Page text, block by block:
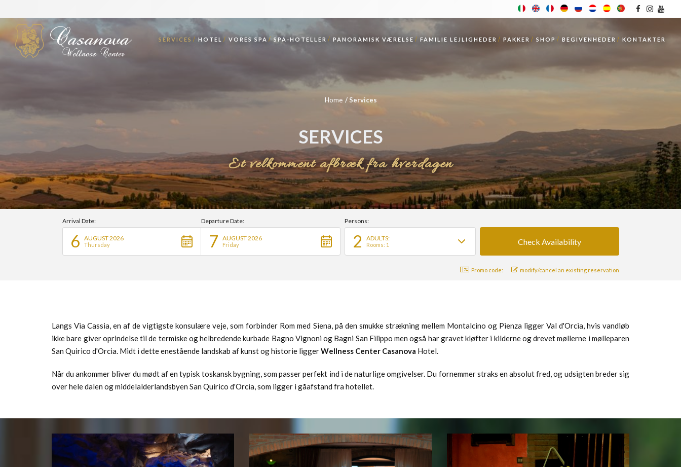
SERVICES HOTEL VORES SPA SPA-HOTELLER PANORAMISK VÆRELSE FAMILIE LEJLIGHEDER PAKKER SHOP BEGIVENHEDER KONTAKTER
Home Services
SERVICES
Et velkomment afbræk fra hverdagen
Arrival Date:
6 AUGUST 2026
Thursday
Departure Date:
7 AUGUST 2026
Friday
Persons:
2 ADULTS:
Rooms: 1
Promo code: modify/cancel an existing reservation
Langs Via Cassia, en af de vigtigste konsulære veje, som forbinder Rom med Siena, på den smukke strækning mellem Montalcino og Pienza ligger Val d'Orcia, hvis vandløb
ikke bare giver oprindelse til de termiske og helbredende kurbade Bagno Vignoni og Bagni San Filippo men også har gravet kløfter i kilderne og drevet møllerne i mølleparen
San Quirico d'Orcia. Midt i dette enestående landskab af kunst og historie liggerWellness Center Casanova Hotel.
Når du ankommer bliver du mødt af en typisk toskansk bygning, som passer perfekt ind i de naturlige omgivelser. Du fornemmer straks en absolut fred, og udsigten breder sig
over hele dalen og middelalderlandsbyen San Quirico d'Orcia, som ligger i gåafstand fra hotellet.